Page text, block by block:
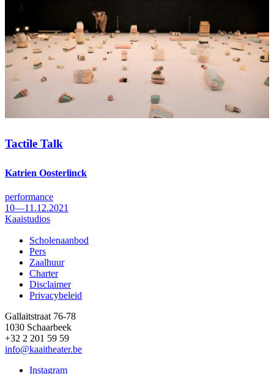
Tactile Talk
Katrien Oosterlinck
performance
10—11.12.2021
Kaaistudios
Footer
Scholenaanbod
Pers
Zaalhuur
Charter
Disclaimer
Privacybeleid
Gallaitstraat 76-78
1030 Schaarbeek
+32 2 201 59 59
info@kaaitheater.be
Instagram